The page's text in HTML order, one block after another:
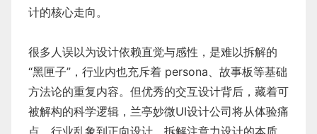
计的核心走向。
很多人误以为设计依赖直觉与感性，是难以拆解的
“黑匣子”，行业内也充斥着 persona、故事板等基础
方法论的重复内容。但优秀的交互设计背后，藏着可
被解构的科学逻辑，兰亭妙微UI设计公司将从体验痛
点、行业乱象到正向设计，拆解注意力设计的本质。